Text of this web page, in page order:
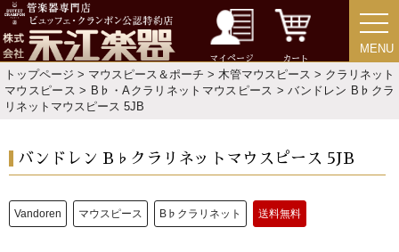
マイページ カート
MENU
MENU
トップページ > マウスピース＆ポーチ > 木管マウスピース > クラリネット
マウスピース > B♭・Aクラリネットマウスピース > バンドレン B♭クラ
リネットマウスピース 5JB
バンドレン B♭クラリネットマウスピース 5JB
Vandoren マウスピース B♭クラリネット 送料無料